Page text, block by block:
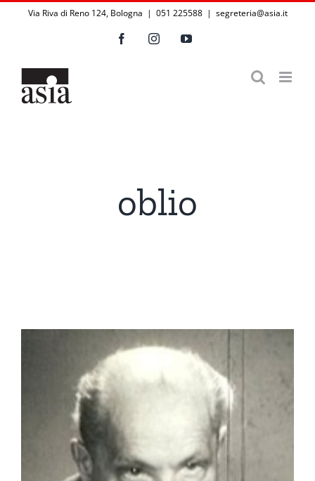
Via Riva di Reno 124, Bologna | 051 225588 | segreteria@asia.it
FacebookInstagramYouTube
oblio